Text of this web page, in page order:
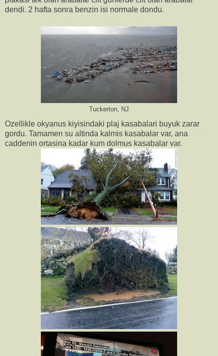
dendi. 2 hafta sonra benzin isi normale dondu.
Tuckerton, NJ
Ozellikle okyanus kiyisindaki plaj kasabalari buyuk zarar
gordu. Tamamen su altinda kalmis kasabalar var, ana
caddenin ortasina kadar kum dolmus kasabalar var.